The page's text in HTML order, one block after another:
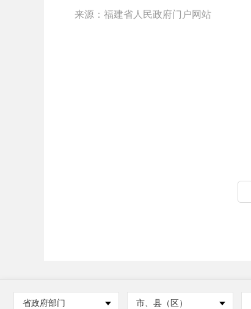
来源：福建省人民政府门户网站
省政府部门 市、县（区）